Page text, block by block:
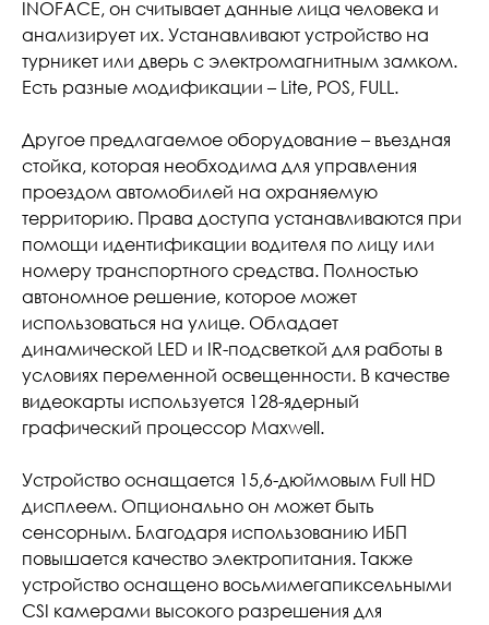
INOFACE, он считывает данные лица человека и
анализирует их. Устанавливают устройство на
турникет или дверь с электромагнитным замком.
Есть разные модификации – Lite, POS, FULL.
Другое предлагаемое оборудование – въездная
стойка, которая необходима для управления
проездом автомобилей на охраняемую
территорию. Права доступа устанавливаются при
помощи идентификации водителя по лицу или
номеру транспортного средства. Полностью
автономное решение, которое может
использоваться на улице. Обладает
динамической LED и IR-подсветкой для работы в
условиях переменной освещенности. В качестве
видеокарты используется 128-ядерный
графический процессор Maxwell.
Устройство оснащается 15,6-дюймовым Full HD
дисплеем. Опционально он может быть
сенсорным. Благодаря использованию ИБП
повышается качество электропитания. Также
устройство оснащено восьмимегапиксельными
CSI камерами высокого разрешения для